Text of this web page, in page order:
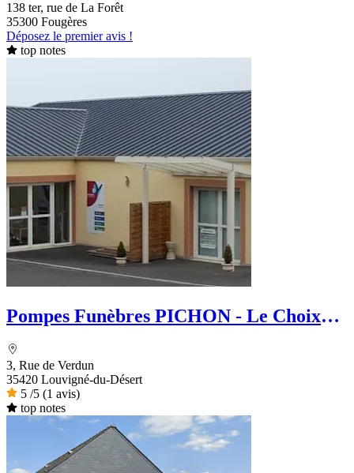
138 ter, rue de La Forêt
35300 Fougères
Déposez le premier avis !
top notes
Pompes Funèbres PICHON - Le Choix
3, Rue de Verdun
35420 Louvigné-du-Désert
5 /5 (1 avis)
top notes